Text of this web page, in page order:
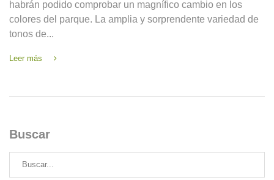
habrán podido comprobar un magnífico cambio en los
colores del parque. La amplia y sorprendente variedad de
tonos de...
Leer más
Buscar